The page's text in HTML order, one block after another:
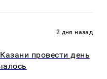
2 дня назад
провести день